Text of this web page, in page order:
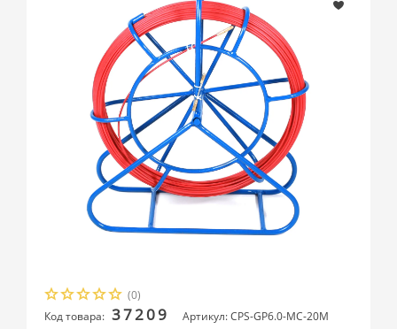
(0)
Код товара: 37209
Артикул: CPS-GP6.0-МС-20M